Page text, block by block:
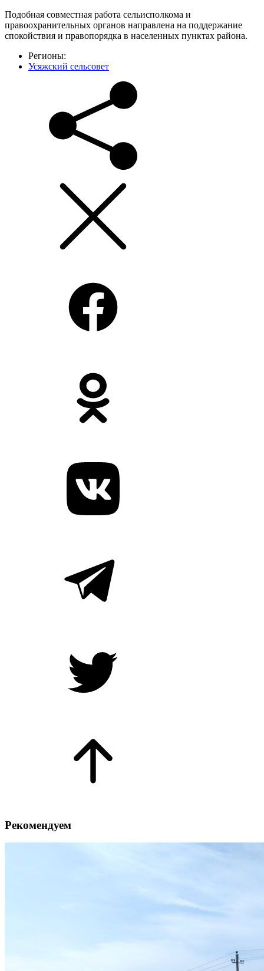
Подобная совместная работа сельисполкома и
правоохранительных органов направлена на поддержание
спокойствия и правопорядка в населенных пунктах района.
Регионы:
Усяжский сельсовет
Рекомендуем